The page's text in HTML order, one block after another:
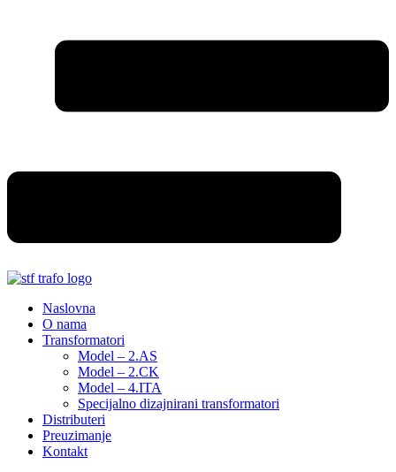
Naslovna
O nama
Transformatori
Model – 2.AS
Model – 2.CK
Model – 4.ITA
Specijalno dizajnirani transformatori
Distributeri
Preuzimanje
Kontakt